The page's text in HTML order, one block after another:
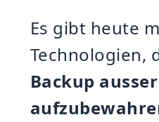
Es gibt heute
Technologien,
Backup